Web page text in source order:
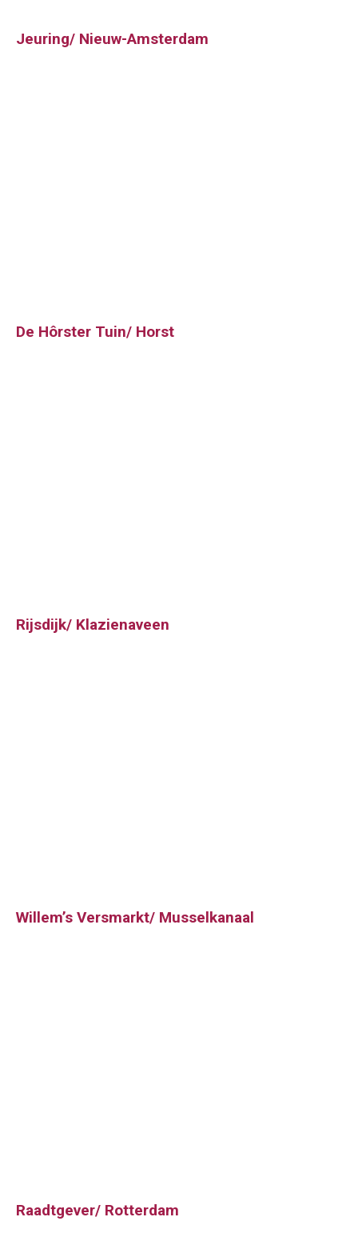
Jeuring/ Nieuw-Amsterdam
De Hôrster Tuin/ Horst
Rijsdijk/ Klazienaveen
Willem’s Versmarkt/ Musselkanaal
Raadtgever/ Rotterdam